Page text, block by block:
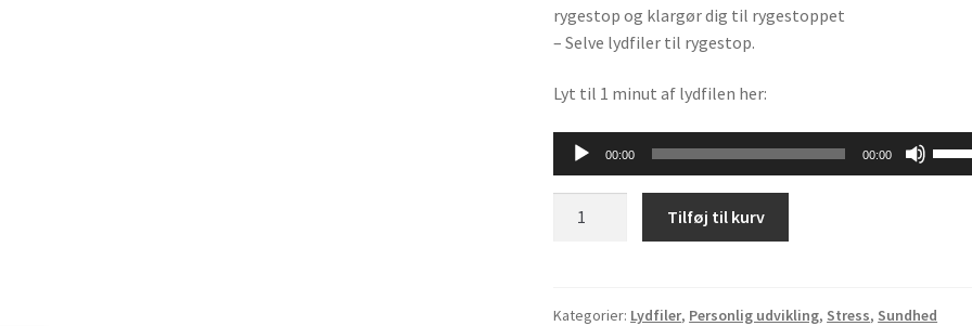
rygestop og klargør dig til rygestoppet
– Selve lydfiler til rygestop.
Lyt til 1 minut af lydfilen her:
Lydafspiller
00:00 00:00
op/
op
Tilføj til kurv
Kategorier: Lydfiler, Personlig udvikling, Stress, Sundhed